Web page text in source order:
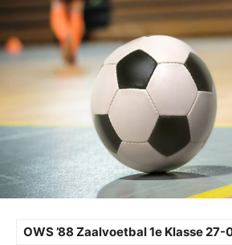
OWS ’88 Zaalvoetbal 1e Klasse 27-